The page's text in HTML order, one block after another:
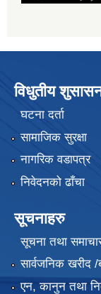
विधुतीय
घटना दर्ता
सामाजिक सुरक्षा
नागरिक वडापत्र
निवेदनको ढाँचा
सूचनाहरु
सूचना तथा
सार्वजनिक खरीद
एन, कानुन तथा